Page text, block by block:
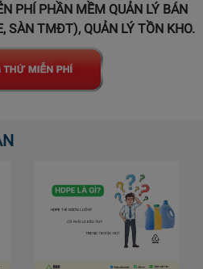
PHÍ PHẦN MỀM QUẢN LÝ BÁN
SÀN TMĐT), QUẢN LÝ TỒN KHO.